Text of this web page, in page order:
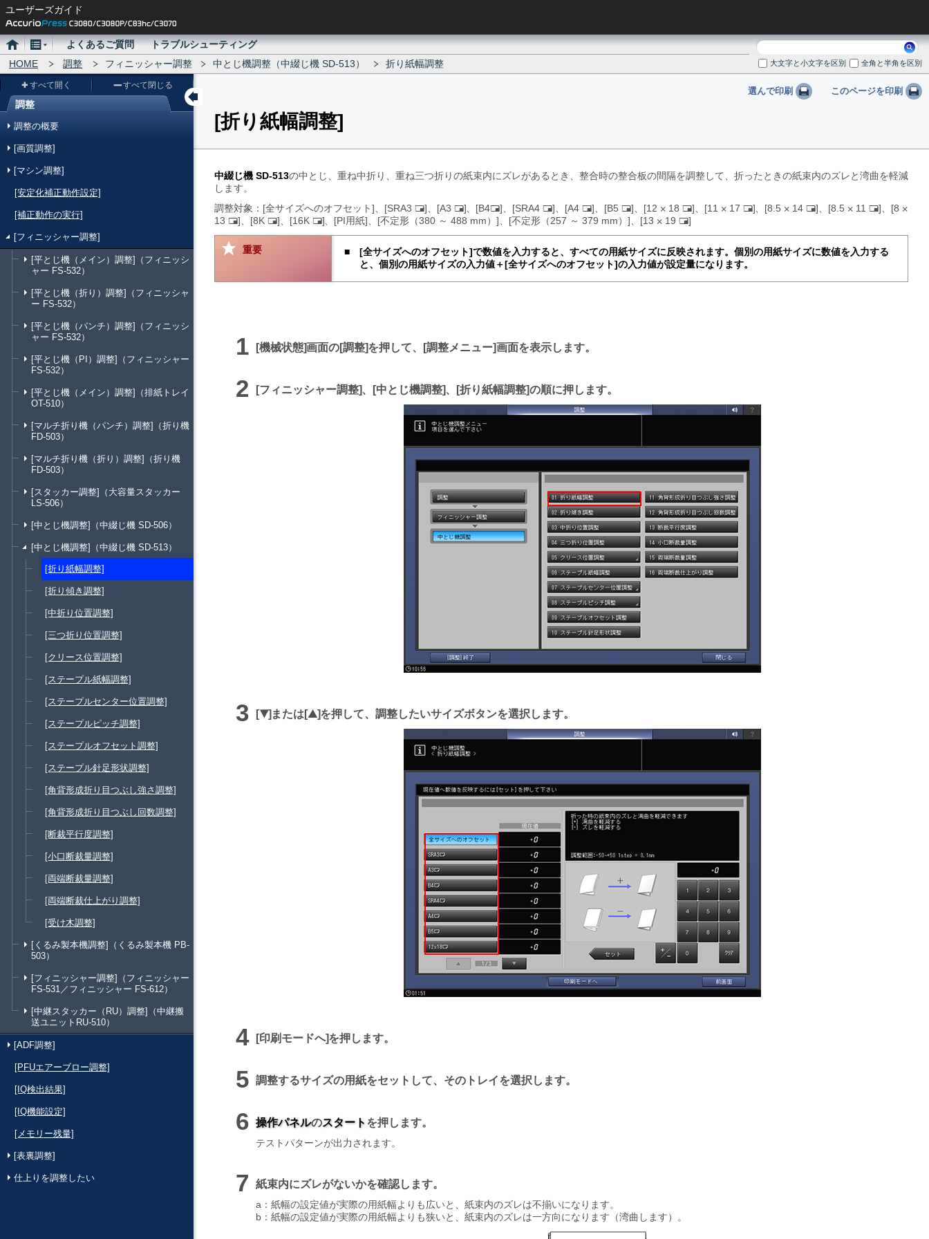
ユーザーズガイド
ホ
ー
メ
ニ
ュ
ー
よくあるご質問
トラブルシューティング
HOME
調整 フィニッシャー調整 中とじ機調整（中綴じ機 SD-513） 折り紙幅調整
索:大文字と小文字を区別 全角と半角を区別
メ
ー
調整
すべて開く すべて閉じる
調整の概要
[画質調整]
[マシン調整]
[安定化補正動作設定]
[補正動作の実行]
[フィニッシャー調整]
[平とじ機（メイン）調整]（フィニッシ
ャー FS-532）
[平とじ機（折り）調整]（フィニッシャ
ー FS-532）
[平とじ機（パンチ）調整]（フィニッシ
ャー FS-532）
[平とじ機（PI）調整]（フィニッシャー
FS-532）
[平とじ機（メイン）調整]（排紙トレイ
OT-510）
[マルチ折り機（パンチ）調整]（折り機
FD-503）
[マルチ折り機（折り）調整]（折り機
FD-503）
[スタッカー調整]（大容量スタッカー
LS-506）
[中とじ機調整]（中綴じ機 SD-506）
[中とじ機調整]（中綴じ機 SD-513）
[折り紙幅調整]
[折り傾き調整]
[中折り位置調整]
[三つ折り位置調整]
[クリース位置調整]
[ステープル紙幅調整]
[ステープルセンター位置調整]
[ステープルピッチ調整]
[ステープルオフセット調整]
[ステープル針足形状調整]
[角背形成折り目つぶし強さ調整]
[角背形成折り目つぶし回数調整]
[断裁平行度調整]
[小口断裁量調整]
[両端断裁量調整]
[両端断裁仕上がり調整]
[受け木調整]
[くるみ製本機調整]（くるみ製本機 PB-
503）
[フィニッシャー調整]（フィニッシャー
FS-531／フィニッシャー FS-612）
[中継スタッカー（RU）調整]（中継搬
送ユニットRU-510）
[ADF調整]
[PFUエアーブロー調整]
[IQ検出結果]
[IQ機能設定]
[メモリー残量]
[表裏調整]
仕上りを調整したい
選んで印刷 このページを印刷
折り紙幅調整
中綴じ機 SD-513の中とじ、重ね中折り、重ね三つ折りの紙束内にズレがあるとき、整合時の整合板の間隔を調整して、折ったときの紙束内のズレと湾曲を軽減
します。
調整対象：
全サイズへのオフセット SRA3
た
て
つ
う
し
A3
た
て
つ
う
し
B4
た
て
つ
う
し
SRA4
た
て
つ
う
し
A4
た
て
つ
う
し
B5
た
て
つ
う
し
12 18
た
つ
う
し
11 17
た
つ
う
8.5 14
た
つ
う
8.5 11
た
つ
う
8
13
た
て
つ
8K
た
て
16K
た
て
PI用紙 不定形（380 ～ 488 mm） 不定形（257 ～ 379 mm） 13 19
た
て
つ
う
重要 全サイズへのオフセット で数値を入力すると、すべての用紙サイズに反映されます。個別の用紙サイズに数値を入力する
と、個別の用紙サイズの入力値＋ 全サイズへのオフセット の入力値が設定量になります。
機械状態 画面の 調整 を押して、 調整メニュー 画面を表示します。
フィニッシャー調整 、 中とじ機調整 、 折り紙幅調整 の順に押します。
ダまたは
ア
を押して、調整したいサイズボタンを選択します。
印刷モードへ を押します。
調整するサイズの用紙をセットして、そのトレイを選択します。
操作パネルのスタートを押します。
テストパターンが出力されます。
紙束内にズレがないかを確認します。
a：紙幅の設定値が実際の用紙幅よりも広いと、紙束内のズレは不揃いになります。
b：紙幅の設定値が実際の用紙幅よりも狭いと、紙束内のズレは一方向になります（湾曲します）。